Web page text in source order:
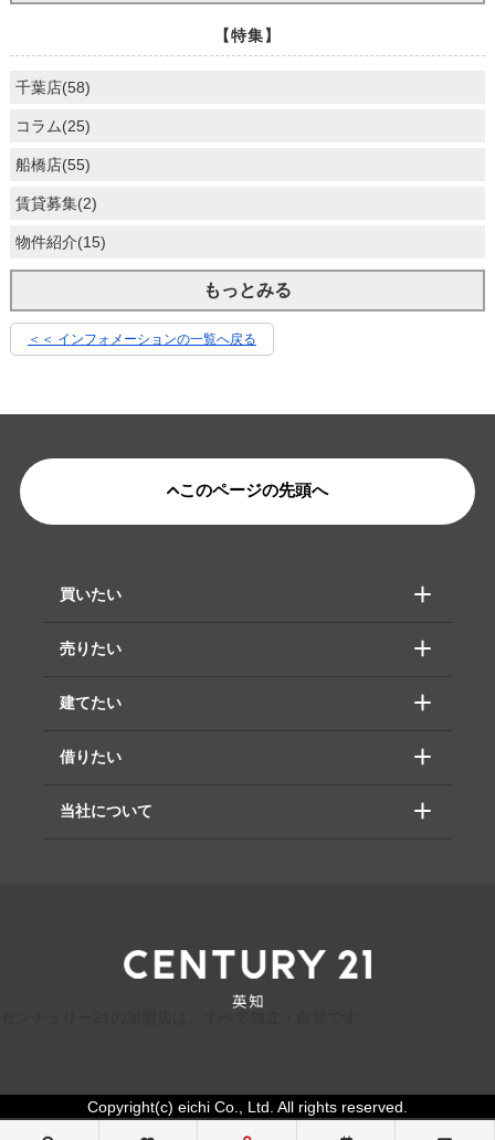
【特集】
千葉店(58)
コラム(25)
船橋店(55)
賃貸募集(2)
物件紹介(15)
もっとみる
＜＜ インフォメーションの一覧へ戻る
このページの先頭へ
買いたい
売りたい
建てたい
借りたい
当社について
Copyright(c) eichi Co., Ltd. All rights reserved.